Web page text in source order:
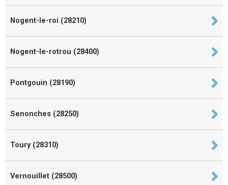
Nogent-le-roi (28210)
Nogent-le-rotrou (28400)
Pontgouin (28190)
Senonches (28250)
Toury (28310)
Vernouillet (28500)